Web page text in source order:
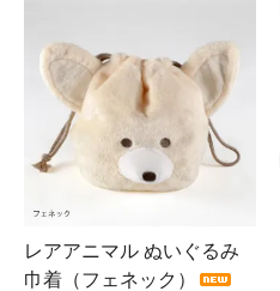
レアアニマル ぬいぐるみ
巾着（フェネック）